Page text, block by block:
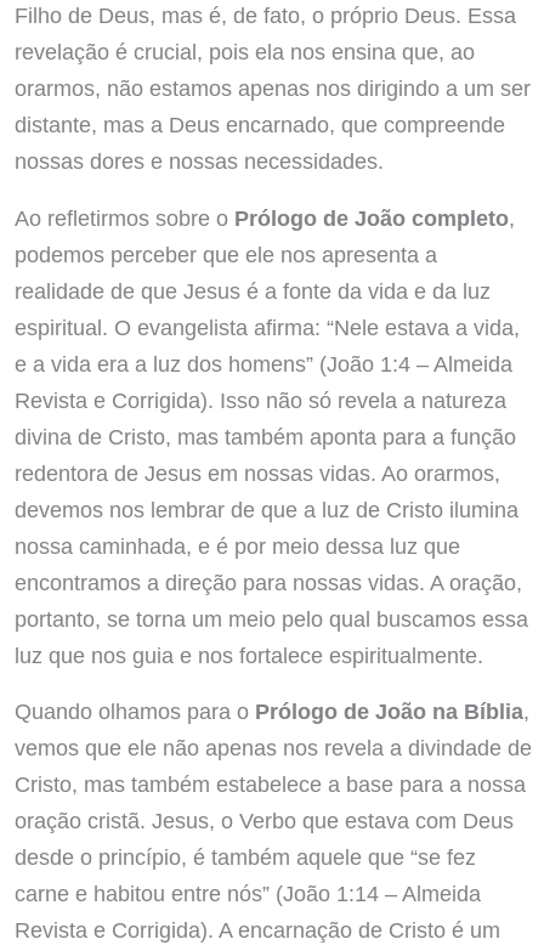
Filho de Deus, mas é, de fato, o próprio Deus. Essa
revelação é crucial, pois ela nos ensina que, ao
orarmos, não estamos apenas nos dirigindo a um ser
distante, mas a Deus encarnado, que compreende
nossas dores e nossas necessidades.
Ao refletirmos sobre o Prólogo de João completo,
podemos perceber que ele nos apresenta a
realidade de que Jesus é a fonte da vida e da luz
espiritual. O evangelista afirma: “Nele estava a vida,
e a vida era a luz dos homens” (João 1:4 – Almeida
Revista e Corrigida). Isso não só revela a natureza
divina de Cristo, mas também aponta para a função
redentora de Jesus em nossas vidas. Ao orarmos,
devemos nos lembrar de que a luz de Cristo ilumina
nossa caminhada, e é por meio dessa luz que
encontramos a direção para nossas vidas. A oração,
portanto, se torna um meio pelo qual buscamos essa
luz que nos guia e nos fortalece espiritualmente.
Quando olhamos para o Prólogo de João na Bíblia,
vemos que ele não apenas nos revela a divindade de
Cristo, mas também estabelece a base para a nossa
oração cristã. Jesus, o Verbo que estava com Deus
desde o princípio, é também aquele que “se fez
carne e habitou entre nós” (João 1:14 – Almeida
Revista e Corrigida). A encarnação de Cristo é um